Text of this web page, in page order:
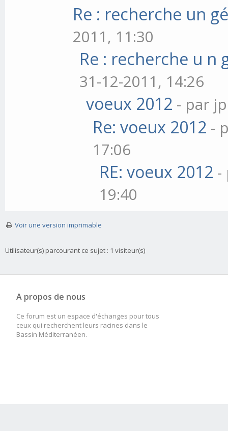
Re : recherche un
2011, 11:30
Re : recherche u n
31-12-2011, 14:26
voeux 2012 - par
Re: voeux 2012 -
17:06
RE: voeux 2012 -
19:40
Voir une version imprimable
Utilisateur(s) parcourant ce sujet : 1 visiteur(s)
A propos de nous
Ce forum est un espace d'échanges pour tous
ceux qui recherchent leurs racines dans le
Bassin Méditerranéen.